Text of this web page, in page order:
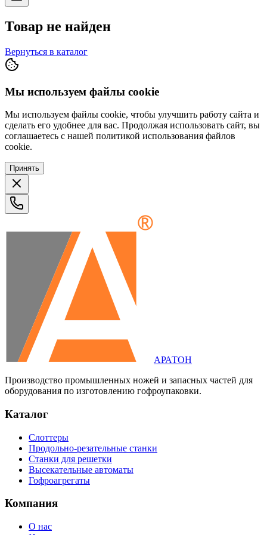
Товар не найден
Вернуться в каталог
Мы используем файлы cookie
Мы используем файлы cookie, чтобы улучшить работу сайта и
сделать его удобнее для вас. Продолжая использовать сайт, вы
соглашаетесь с нашей политикой использования файлов
cookie.
Принять
АРАТОН
Производство промышленных ножей и запасных частей для
оборудования по изготовлению гофроупаковки.
Каталог
Слоттеры
Продольно-резательные станки
Станки для решетки
Высекательные автоматы
Гофроагрегаты
Компания
О нас